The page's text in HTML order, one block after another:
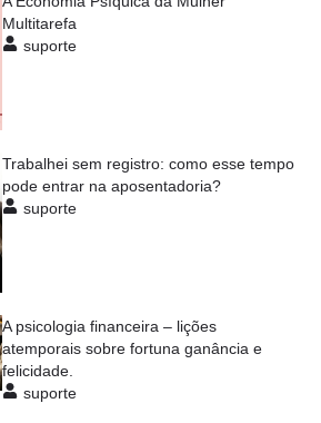
Multitarefa
suporte
Trabalhei sem registro: como esse tempo
pode entrar na aposentadoria?
suporte
A psicologia financeira – lições
atemporais sobre fortuna ganância e
felicidade.
suporte